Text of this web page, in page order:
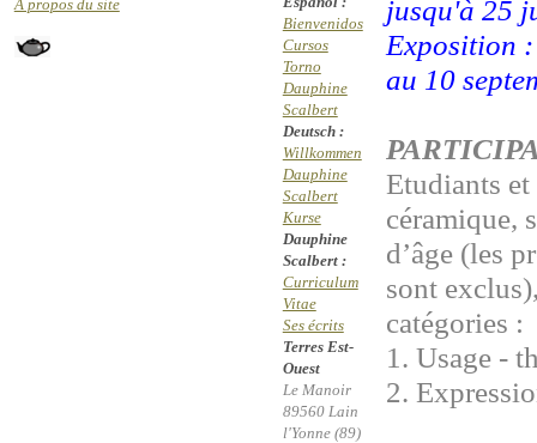
A propos du site
Bienvenidos
Cursos
Torno
Dauphine
Scalbert
Deutsch :
Willkommen
Dauphine
Scalbert
Kurse
Dauphine
Scalbert :
Curriculum
Vitae
Ses écrits
Terres Est-
Ouest
Le Manoir
89560 Lain
l'Yonne (89)
jusqu'à 25
Exposition
au 10
Etudiants et
céramique,
d’âge (les
sont
catégories :
1. Usage -
2.